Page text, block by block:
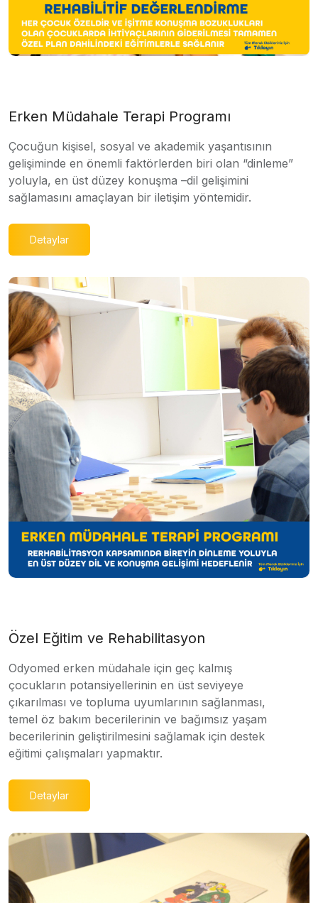
Erken Müdahale Terapi Programı
Çocuğun kişisel, sosyal ve akademik yaşantısının
gelişiminde en önemli faktörlerden biri olan “dinleme”
yoluyla, en üst düzey konuşma –dil gelişimini
sağlamasını amaçlayan bir iletişim yöntemidir.
Detaylar
Özel Eğitim ve Rehabilitasyon
Odyomed erken müdahale için geç kalmış
çocukların potansiyellerinin en üst seviyeye
çıkarılması ve topluma uyumlarının sağlanması,
temel öz bakım becerilerinin ve bağımsız yaşam
becerilerinin geliştirilmesini sağlamak için destek
eğitimi çalışmaları yapmaktır.
Detaylar